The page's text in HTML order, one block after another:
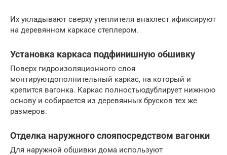
Их укладывают сверху утеплителя внахлест ификсируют
на деревянном каркасе степлером.
Установка каркаса подфинишную обшивку
Поверх гидроизоляционного слоя
монтируютдополнительный каркас, на который и
крепится вагонка. Каркас полностьюдублирует нижнюю
основу и собирается из деревянных брусков тех же
размеров.
Отделка наружного слояпосредством вагонки
Для наружной обшивки дома используют